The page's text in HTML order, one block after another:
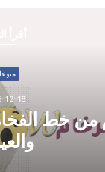
12-18
من خط